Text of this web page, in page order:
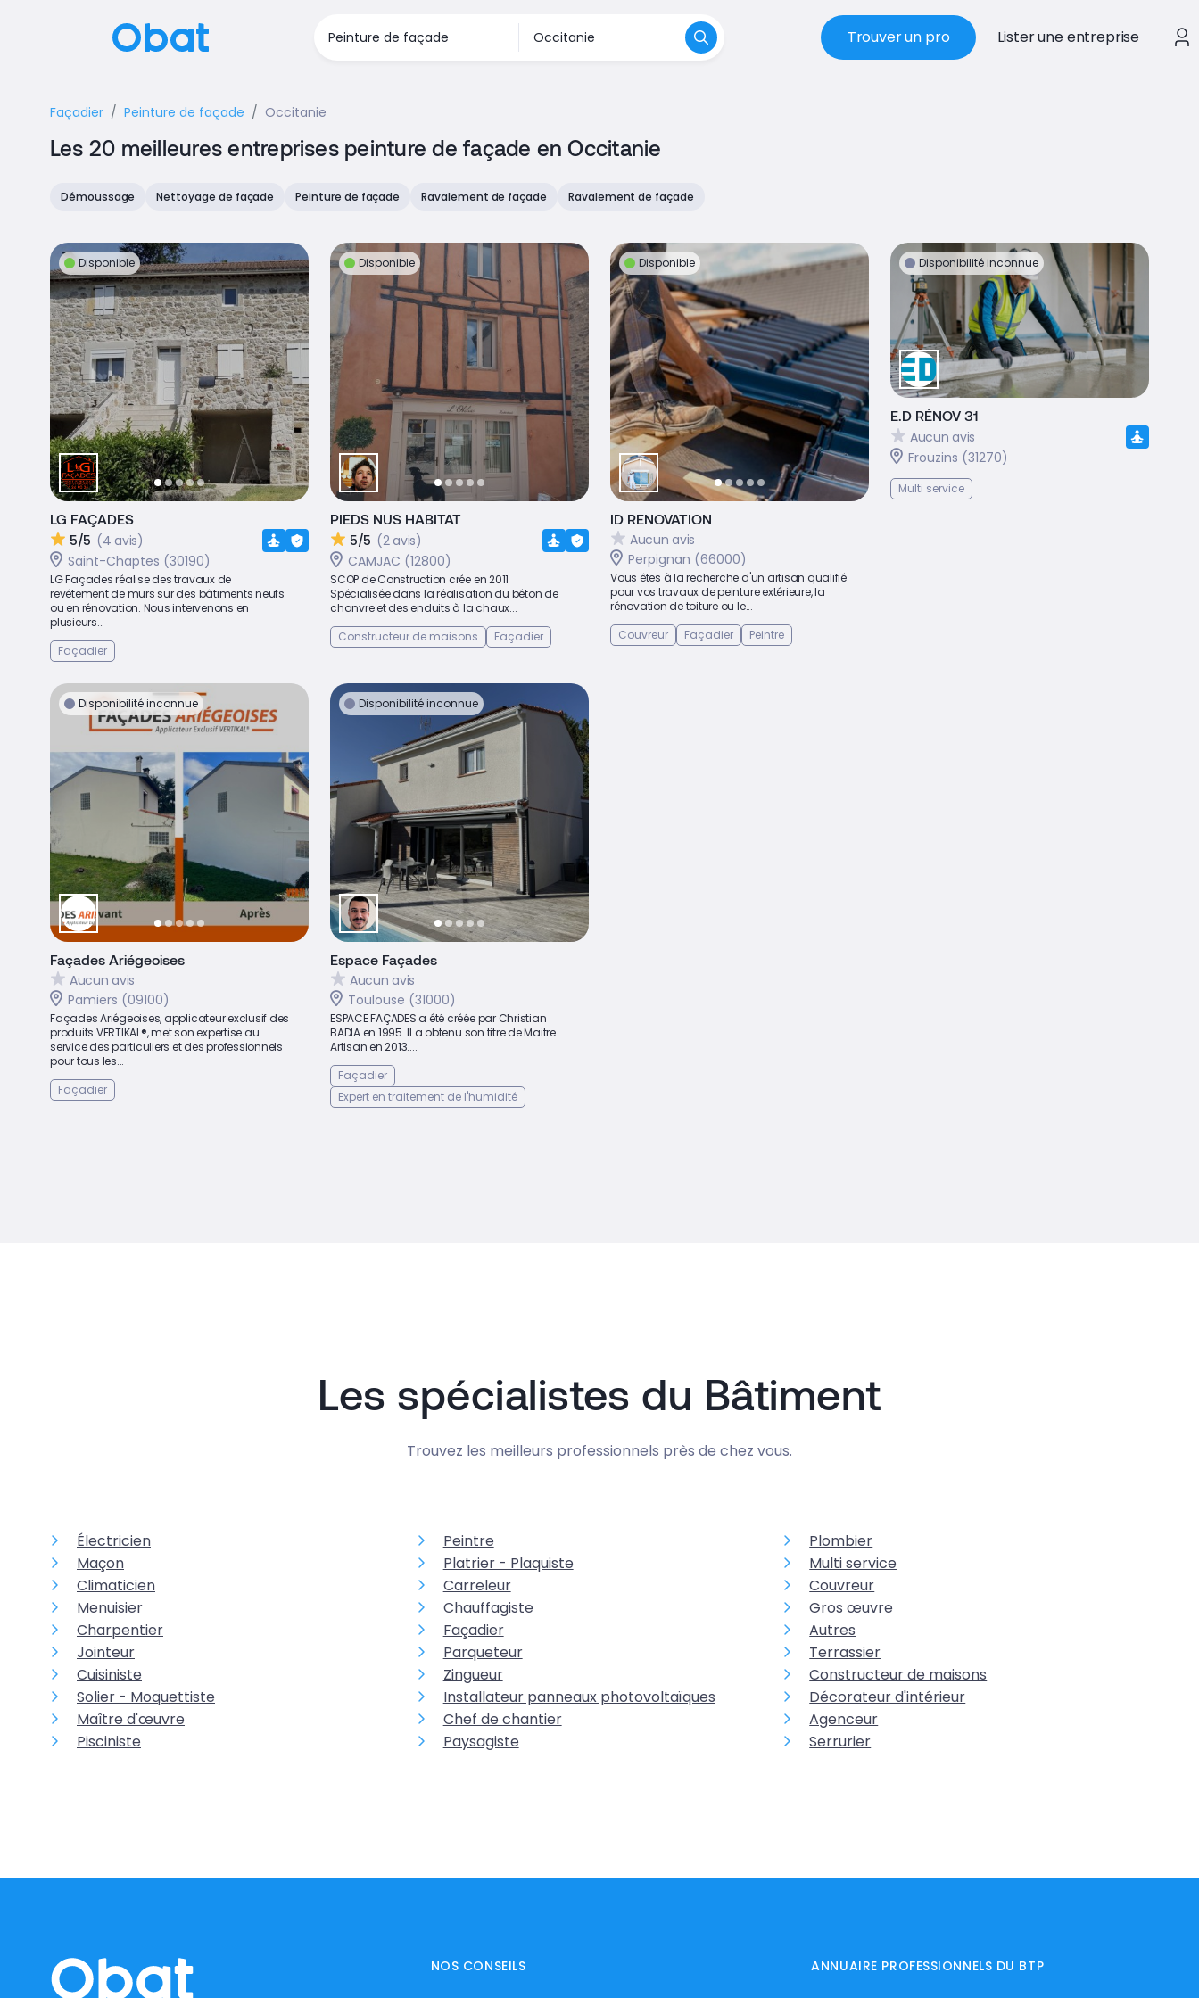
Trouver un pro Lister une entreprise
Façadier Peinture de façade Occitanie
Les 20 meilleures entreprises peinture de façade en Occitanie
Démoussage Nettoyage de façade Peinture de façade Ravalement de façade Ravalement de façade
Disponible
LG FAÇADES
5/5 (4 avis)
Saint-Chaptes (30190)
LG Façades réalise des travaux de
revêtement de murs sur des bâtiments neufs
ou en rénovation. Nous intervenons en
plusieurs...
Façadier
Disponible
PIEDS NUS HABITAT
5/5 (2 avis)
CAMJAC (12800)
SCOP de Construction crée en 2011
Spécialisée dans la réalisation du béton de
chanvre et des enduits à la chaux...
Constructeur de maisons
Façadier
Disponible
ID RENOVATION
Aucun avis
Perpignan (66000)
Vous êtes à la recherche d'un artisan qualifié
pour vos travaux de peinture extérieure, la
rénovation de toiture ou le...
Couvreur
Façadier Peintre
Disponibilité inconnue
E.D RÉNOV 31
Aucun avis
Frouzins (31270)
Multi service
Disponibilité inconnue
Façades Ariégeoises
Aucun avis
Pamiers (09100)
Façades Ariégeoises, applicateur exclusif des
produits VERTIKAL®, met son expertise au
service des particuliers et des professionnels
pour tous les...
Façadier
Disponibilité inconnue
Espace Façades
Aucun avis
Toulouse (31000)
ESPACE FAÇADES a été créée par Christian
BADIA en 1995. Il a obtenu son titre de Maitre
Artisan en 2013....
Façadier
Expert en traitement de l'humidité
Les spécialistes du Bâtiment
Trouvez les meilleurs professionnels près de chez vous.
Électricien Peintre
Plombier
Maçon
Platrier - Plaquiste
Multi service
Climaticien
Carreleur
Couvreur
Menuisier
Chauffagiste
Gros œuvre
Charpentier
Façadier
Autres
Jointeur
Parqueteur
Terrassier
Cuisiniste
Zingueur
Constructeur de maisons
Solier - Moquettiste
Installateur panneaux photovoltaïques
Décorateur d'intérieur
Maître d'œuvre
Chef de chantier
Agenceur
Pisciniste
Paysagiste Serrurier
NOS CONSEILS ANNUAIRE PROFESSIONNELS DU BTP